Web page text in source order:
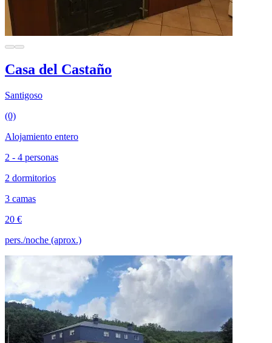
Casa del Castaño
Santigoso
(0)
Alojamiento entero
2 - 4 personas
2 dormitorios
3 camas
20 €
pers./noche (aprox.)